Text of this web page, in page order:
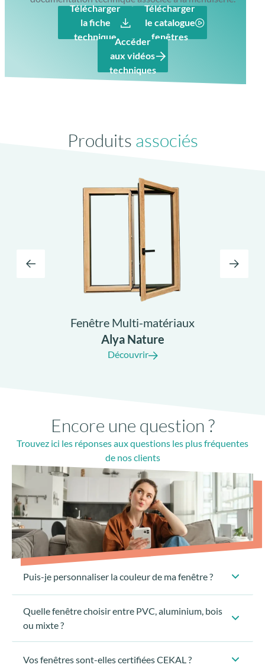
Levier en feuillure
Télécharger
la fiche
technique
Télécharger
le catalogue
fenêtres
Accéder
aux vidéos
techniques
Produits associés
Fenêtre Multi-matériaux
Alya Nature
Découvrir
Encore une question ?
Trouvez ici les réponses aux questions les plus fréquentes
de nos clients
Puis-je personnaliser la couleur de ma fenêtre ?
Quelle fenêtre choisir entre PVC, aluminium, bois
ou mixte ?
Vos fenêtres sont-elles certifiées CEKAL ?